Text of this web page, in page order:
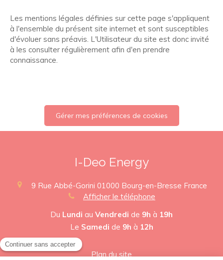
Les mentions légales définies sur cette page s'appliquent
à l'ensemble du présent site internet et sont susceptibles
d'évoluer sans préavis. L'Utilisateur du site est donc invité
à les consulter régulièrement afin d'en prendre
connaissance.
Gérer mes préférences de cookies
I-Deo Energy
9 Rue Abbé-Gorini 01000 Bourg-en-Bresse France
Afficher le téléphone
Du Lundi au Vendredi de 9h à 19h
Le Samedi de 9h à 12h
Plan du site